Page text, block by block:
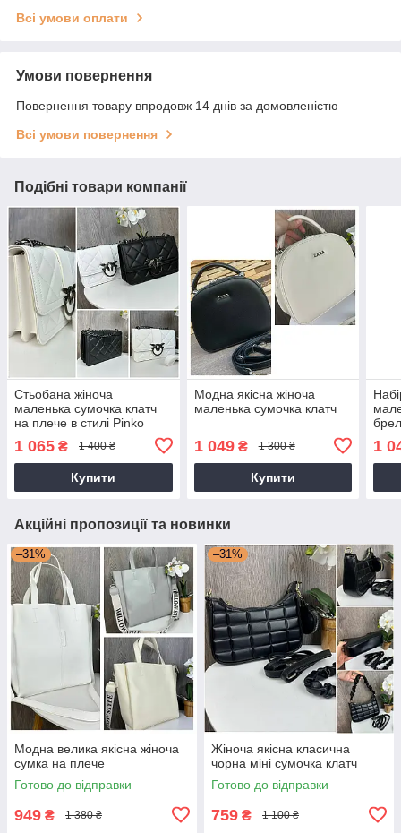
Всі умови оплати
Умови повернення
Повернення товару впродовж 14 днів за домовленістю
Всі умови повернення
Подібні товари компанії
Стьобана жіноча
маленька сумочка клатч
на плече в стилі Pinko
1 065 ₴ 1 400 ₴
Купити
Модна якісна жіноча
маленька сумочка клатч
1 049₴ 1 300 ₴
Купити
1
Акційні пропозиції та новинки
–31%
Модна велика якісна жіноча
сумка на плече
Готово до відправки
949 ₴ 1 380 ₴
–31%
Жіноча якісна класична
чорна міні сумочка клатч
Готово до відправки
759 ₴ 1 100 ₴